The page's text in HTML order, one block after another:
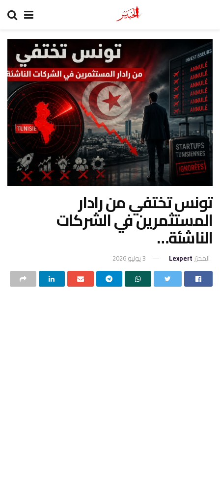
تونس تختفي من رادار
المستثمرين في الشركات
الناشئة…
المحرّر Lexpert 3 يونيو 2026